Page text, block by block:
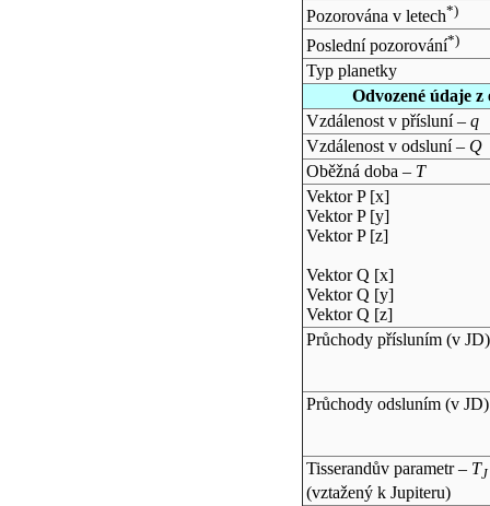
Pozorována v letech*)
Poslední pozorování*)
Typ planetky
Odvozené údaje
Vzdálenost v přísluní – q
Vzdálenost v odsluní – Q
Oběžná doba – T
Vektor P [x]
Vektor P [y]
Vektor P [z]
Vektor Q [x]
Vektor Q [y]
Vektor Q [z]
Průchody přísluním (v JD)
Průchody odsluním (v JD)
Tisserandův parametr – TJ
(vztažený k Jupiteru)